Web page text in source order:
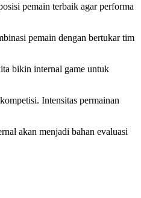
pemain terbaik agar performa
pemain dengan bertukar tim
bikin internal game untuk
Intensitas permainan
akan menjadi bahan evaluasi